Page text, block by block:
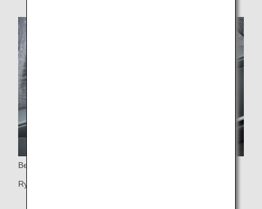
Benstöd
Rymligt benrum med benstöd